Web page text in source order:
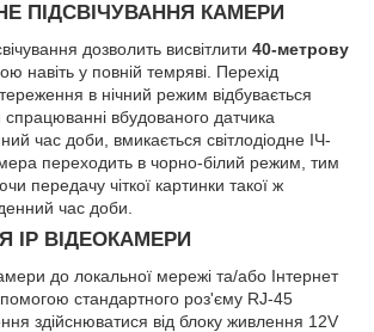
ПІДСВІЧУВАННЯ КАМЕРИ
дозволить висвітлити 40-метрову
навіть у повній темряві. Перехід
в нічний режим відбувається
вбудованого датчика
час доби, вмикається світлодіодне ІЧ-
переходить в чорно-білий режим, тим
передачу чіткої картинки такої ж
денний час доби.
IP ВІДЕОКАМЕРИ
до локальної мережі та/або Інтернет
стандартного роз'єму RJ-45
здійснюватися від блоку живлення 12V